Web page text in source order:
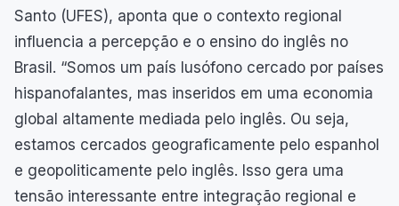
Santo (UFES), aponta que o contexto regional
influencia a percepção e o ensino do inglês no
Brasil. “Somos um país lusófono cercado por países
hispanofalantes, mas inseridos em uma economia
global altamente mediada pelo inglês. Ou seja,
estamos cercados geograficamente pelo espanhol
e geopoliticamente pelo inglês. Isso gera uma
tensão interessante entre integração regional e